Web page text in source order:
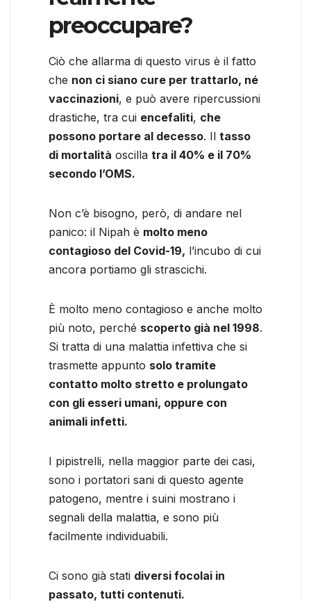
preoccupare?
Ciò che allarma di questo virus è il fatto
che non ci siano cure per trattarlo, né
vaccinazioni, e può avere ripercussioni
drastiche, tra cui encefaliti, che
possono portare al decesso. Il tasso
di mortalità oscilla tra il 40% e il 70%
secondo l’OMS.
Non c’è bisogno, però, di andare nel
panico: il Nipah è molto meno
contagioso del Covid-19, l’incubo di cui
ancora portiamo gli strascichi.
È molto meno contagioso e anche molto
più noto, perché scoperto già nel 1998.
Si tratta di una malattia infettiva che si
trasmette appunto solo tramite
contatto molto stretto e prolungato
con gli esseri umani, oppure con
animali infetti.
I pipistrelli, nella maggior parte dei casi,
sono i portatori sani di questo agente
patogeno, mentre i suini mostrano i
segnali della malattia, e sono più
facilmente individuabili.
Ci sono già stati diversi focolai in
passato, tutti contenuti.